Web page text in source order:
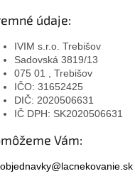
údaje:
IVIM s.r.o. Trebišov
Sadovská 3819/13
075 01 , Trebišov
IČO: 31652425
DIČ: 2020506631
IČ DPH: SK2020506631
Vám:
objednavky@lacnekovanie.sk